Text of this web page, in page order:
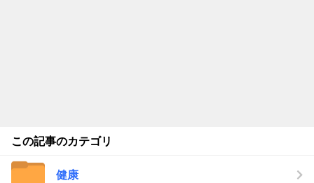
この記事のカテゴリ
健康